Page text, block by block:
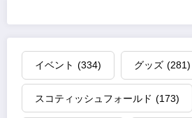
イベント (334) グッズ (281)
スコティッシュフォールド (173)